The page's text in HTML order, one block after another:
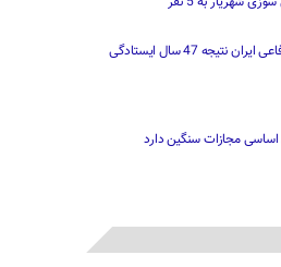
دستاوردهای راهبردی دفاعی ایران نتیجه 47 سال ایستادگی
اساسی مجازات سنگین دارد